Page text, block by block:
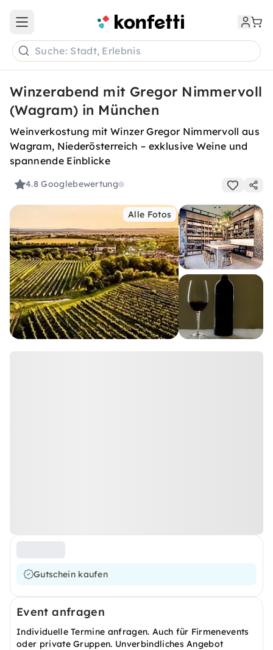
Open main menu
Suche: Stadt, Erlebnis
Winzerabend mit Gregor Nimmervoll
(Wagram) in München
Weinverkostung mit Winzer Gregor Nimmervoll aus
Wagram, Niederösterreich – exklusive Weine und
spannende Einblicke
4.8Googlebewertung
Alle Fotos
Gutschein kaufen
Event anfragen
Individuelle Termine anfragen. Auch für Firmenevents
oder private Gruppen. Unverbindliches Angebot